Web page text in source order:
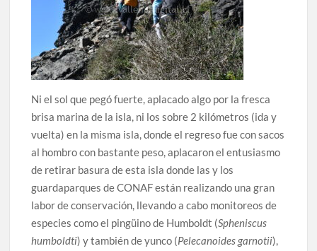
Ni el sol que pegó fuerte, aplacado algo por la fresca
brisa marina de la isla, ni los sobre 2 kilómetros (ida y
vuelta) en la misma isla, donde el regreso fue con sacos
al hombro con bastante peso, aplacaron el entusiasmo
de retirar basura de esta isla donde las y los
guardaparques de CONAF están realizando una gran
labor de conservación, llevando a cabo monitoreos de
especies como el pingüino de Humboldt (Spheniscus
humboldti) y también de yunco (Pelecanoides garnotii),